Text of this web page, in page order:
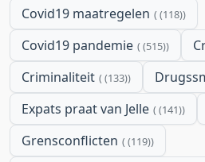
Covid19 maatregelen (118)
Covid19 pandemie (515)
Criminaliteit (133)
Expats praat van Jelle (141)
Grensconflicten (119)